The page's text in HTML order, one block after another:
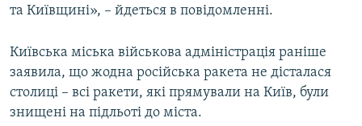
та Київщині», – йдеться в повідомленні.
Київська міська військова адміністрація раніше
заявила, що жодна російська ракета не дісталася
столиці – всі ракети, які прямували на Київ, були
знищені на підльоті до міста.